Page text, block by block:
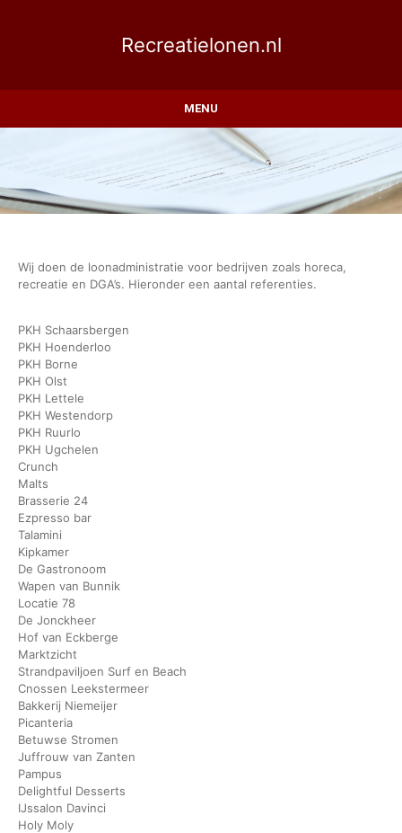
Recreatielonen.nl
MENU
Wij doen de loonadministratie voor bedrijven zoals horeca,
recreatie en DGA’s. Hieronder een aantal referenties.
PKH Schaarsbergen
PKH Hoenderloo
PKH Borne
PKH Olst
PKH Lettele
PKH Westendorp
PKH Ruurlo
PKH Ugchelen
Crunch
Malts
Brasserie 24
Ezpresso bar
Talamini
Kipkamer
De Gastronoom
Wapen van Bunnik
Locatie 78
De Jonckheer
Hof van Eckberge
Marktzicht
Strandpaviljoen Surf en Beach
Cnossen Leekstermeer
Bakkerij Niemeijer
Picanteria
Betuwse Stromen
Juffrouw van Zanten
Pampus
Delightful Desserts
IJssalon Davinci
Holy Moly